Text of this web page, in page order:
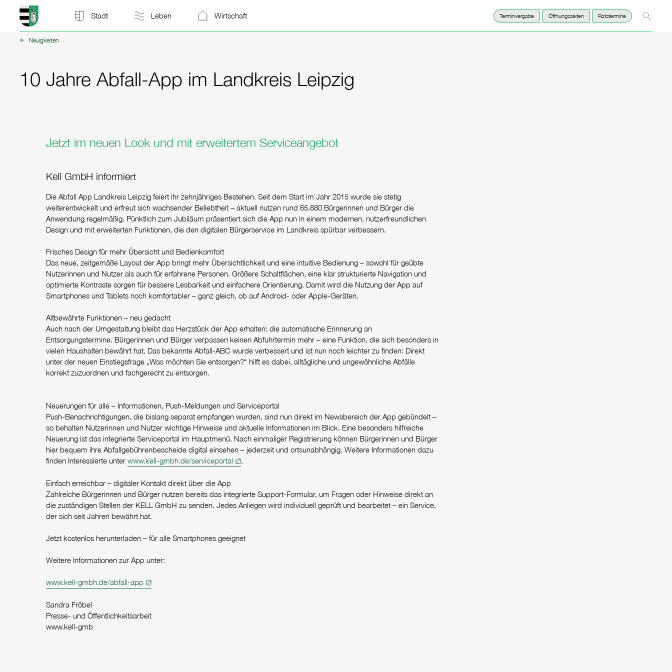
Stadt Kitzscher: zur Startseite
Stadt Leben Wirtschaft Terminvergabe Öffnungszeiten Ratstermine Suche
zurück zu:
Neuigkeiten
10 Jahre Abfall-App im Landkreis Leipzig
Jetzt im neuen Look und mit erweitertem Serviceangebot
Kell GmbH informiert
Die Abfall App Landkreis Leipzig feiert ihr zehnjähriges Bestehen. Seit dem Start im Jahr 2015 wurde sie stetig
weiterentwickelt und erfreut sich wachsender Beliebtheit – aktuell nutzen rund 65.880 Bürgerinnen und Bürger die
Anwendung regelmäßig. Pünktlich zum Jubiläum präsentiert sich die App nun in einem modernen, nutzerfreundlichen
Design und mit erweiterten Funktionen, die den digitalen Bürgerservice im Landkreis spürbar verbessern.
Frisches Design für mehr Übersicht und Bedienkomfort
Das neue, zeitgemäße Layout der App bringt mehr Übersichtlichkeit und eine intuitive Bedienung – sowohl für geübte
Nutzerinnen und Nutzer als auch für erfahrene Personen. Größere Schaltflächen, eine klar strukturierte Navigation und
optimierte Kontraste sorgen für bessere Lesbarkeit und einfachere Orientierung. Damit wird die Nutzung der App auf
Smartphones und Tablets noch komfortabler – ganz gleich, ob auf Android- oder Apple-Geräten.
Altbewährte Funktionen – neu gedacht
Auch nach der Umgestaltung bleibt das Herzstück der App erhalten: die automatische Erinnerung an
Entsorgungstermine. Bürgerinnen und Bürger verpassen keinen Abfuhrtermin mehr – eine Funktion, die sich besonders in
vielen Haushalten bewährt hat. Das bekannte Abfall-ABC wurde verbessert und ist nun noch leichter zu finden: Direkt
unter der neuen Einstiegsfrage „Was möchten Sie entsorgen?“ hilft es dabei, alltägliche und ungewöhnliche Abfälle
korrekt zuzuordnen und fachgerecht zu entsorgen.
Neuerungen für alle – Informationen, Push-Meldungen und Serviceportal
Push-Benachrichtigungen, die bislang separat empfangen wurden, sind nun direkt im Newsbereich der App gebündelt –
so behalten Nutzerinnen und Nutzer wichtige Hinweise und aktuelle Informationen im Blick. Eine besonders hilfreiche
Neuerung ist das integrierte Serviceportal im Hauptmenü. Nach einmaliger Registrierung können Bürgerinnen und Bürger
hier bequem ihre Abfallgebührenbescheide digital einsehen – jederzeit und ortsunabhängig. Weitere Informationen dazu
finden Interessierte unterwww.kell-gmbh.de/serviceportal .
Einfach erreichbar – digitaler Kontakt direkt über die App
Zahlreiche Bürgerinnen und Bürger nutzen bereits das integrierte Support-Formular, um Fragen oder Hinweise direkt an
die zuständigen Stellen der KELL GmbH zu senden. Jedes Anliegen wird individuell geprüft und bearbeitet – ein Service,
der sich seit Jahren bewährt hat.
Jetzt kostenlos herunterladen – für alle Smartphones geeignet
Weitere Informationen zur App unter:
www.kell-gmbh.de/abfall-app
Sandra Fröbel
Presse- und Öffentlichkeitsarbeit
www.kell-gmb